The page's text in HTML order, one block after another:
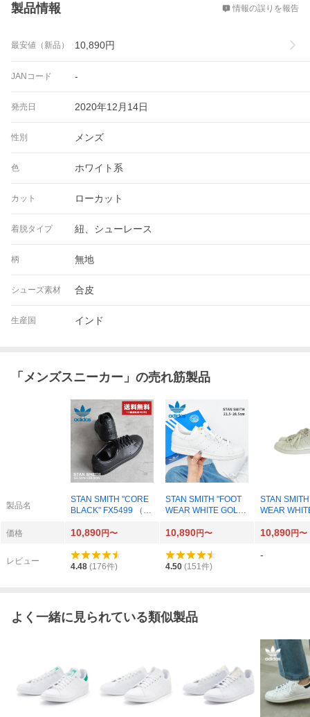
製品情報 情報の誤りを報告
最安値（新品） 10,890円
JANコード -
発売日 2020年12月14日
性別 メンズ
色 ホワイト系
カット ローカット
着脱タイプ 紐、シューレース
柄 無地
シューズ素材 合皮
生産国 インド
「 メンズスニーカー 」の売れ筋製品
製品名
STAN SMITH "CORE
BLACK" FX5499 （コ
ック/フットウェアホ
STAN SMITH "FOOT
WEAR WHITE GOLD"
ワイト/クラウドホワ
ト）
STAN
WEAR
イト/フット
ク）
価格 10,890円〜 10,890円〜 10,890円〜
レビュー
4.48 (176件) 4.50 (151 件)
-
よく一緒に見られている類似製品